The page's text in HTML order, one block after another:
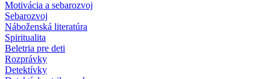
Motivácia a sebarozvoj
Sebarozvoj
Náboženská literatúra
Spiritualita
Beletria pre deti
Rozprávky
Detektívky